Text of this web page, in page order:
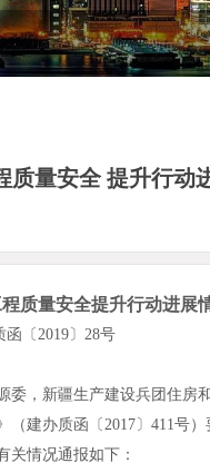
质量安全 提升行动
质量安全提升行动进展
函〔2019〕28号
，新疆生产建设兵团住房
办质函〔2017〕411号
关情况通报如下：